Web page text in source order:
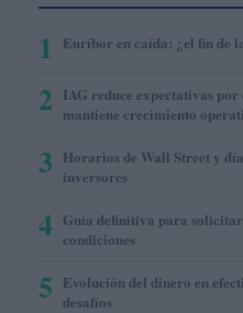
1 Euríbor en caída: ¿el fin de
2 IAG reduce expectativas
mantiene crecimiento
3 Horarios de Wall Street y
inversores
4 Guía definitiva para
condiciones
5 Evolución del dinero en
desafíos